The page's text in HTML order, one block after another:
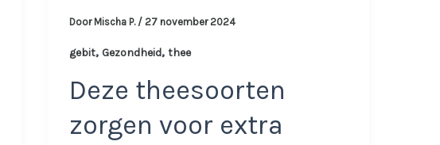
Door Mischa P. / 27 november 2024
gebit, Gezondheid, thee
Deze theesoorten
zorgen voor extra